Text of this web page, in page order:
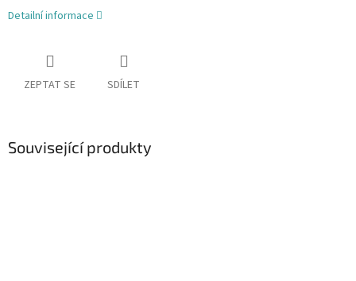
Detailní informace
ZEPTAT SE SDÍLET
Související produkty